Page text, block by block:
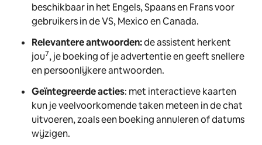
beschikbaar in het Engels, Spaans en Frans voor
gebruikers in de VS, Mexico en Canada.
Relevantere antwoorden:de assistent herkent
jou7, je boeking of je advertentie en geeft snellere
en persoonlijkere antwoorden.
Geïntegreerde acties: met interactieve kaarten
kun je veelvoorkomende taken meteen in de chat
uitvoeren, zoals een boeking annuleren of datums
wijzigen.